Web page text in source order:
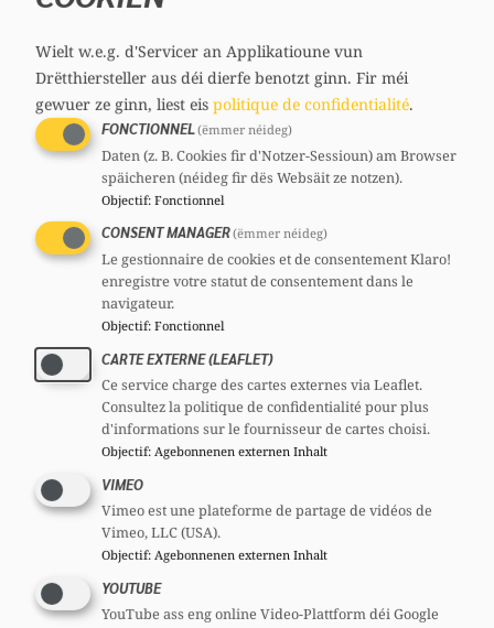
Sécherheet am ëffentlechen
Transport: CSV am Austausch
mat der SYPROLUX
21 juillet 2026
Voir les Questions Parlementaires
MANDATAIRES
Ceci est une sélection aléatoire – vous
Wielt w.e.g. d'Servicer an Applikatioune vun
Drëtthiersteller aus déi dierfe benotzt ginn. Fir méi
gewuer ze ginn, liest eis politique de confidentialité.
FONCTIONNEL(ëmmer néideg)
Daten (z. B. Cookies fir d'Notzer-Sessioun) am Browser
späicheren (néideg fir dës Websäit ze notzen).
Objectif: Fonctionnel
CONSENT MANAGER(ëmmer néideg)
Le gestionnaire de cookies et de consentement Klaro!
enregistre votre statut de consentement dans le
navigateur.
Objectif: Fonctionnel
CARTE EXTERNE (LEAFLET)
Ce service charge des cartes externes via Leaflet.
Consultez la politique de confidentialité pour plus
d'informations sur le fournisseur de cartes choisi.
Objectif: Agebonnenen externen Inhalt
VIMEO
Vimeo est une plateforme de partage de vidéos de
Vimeo, LLC (USA).
Objectif: Agebonnenen externen Inhalt
YOUTUBE
YouTube ass eng online Video-Plattform déi Google